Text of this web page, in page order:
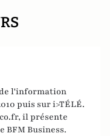
l'information
puis sur i>TÉLÉ.
il présente
BFM Business.